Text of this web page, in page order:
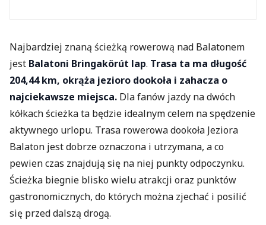
Najbardziej znaną ścieżką rowerową nad Balatonem
jest Balatoni Bringakörút lap. Trasa ta ma długość
204,44 km, okrąża jezioro dookoła i zahacza o
najciekawsze miejsca. Dla fanów jazdy na dwóch
kółkach ścieżka ta będzie idealnym celem na spędzenie
aktywnego urlopu. Trasa rowerowa dookoła Jeziora
Balaton jest dobrze oznaczona i utrzymana, a co
pewien czas znajdują się na niej punkty odpoczynku.
Ścieżka biegnie blisko wielu atrakcji oraz punktów
gastronomicznych, do których można zjechać i posilić
się przed dalszą drogą.